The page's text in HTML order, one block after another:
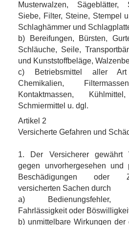
Musterwalzen, Sägeblätter,
Siebe, Filter, Steine, Stempel
Schlaghämmer und
b) Bereifungen, Bürsten,
Schläuche, Seile,
und Kunststoffbeläge,
c) Betriebsmittel aller
Chemikalien,
Kontaktmassen,
Schmiermittel u. dgl.
Artikel 2
Versicherte Gefahren und
1. Der Versicherer gewährt
gegen unvorhergesehen und
Beschädigungen oder
versicherten Sachen durch
a) Bedienungsfehler,
Fahrlässigkeit oder
b) unmittelbare Wirkungen